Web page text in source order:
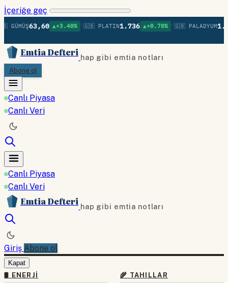
İçeriğe geç
63,60 ▲+3.40% •🇬🇧 PLATIN1.736 ▲+0.78% •🇬🇧 PALADYUM
Emtia Defteri hap gibi emtia notları
Abone ol
Canlı Piyasa
Canlı Veri
Canlı Piyasa
Canlı Veri
Emtia Defteri hap gibi emtia notları
Giriş Abone ol
Kapat
🛢 ENERJI
🌾 TAHILLAR